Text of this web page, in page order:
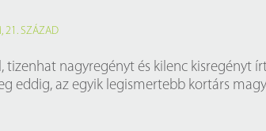
,21. SZÁZAD
tizenhat nagyregényt és kilenc kisregényt
eddig, az egyik legismertebb kortárs